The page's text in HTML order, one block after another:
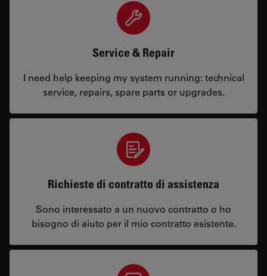
Service & Repair
I need help keeping my system running: technical
service, repairs, spare parts or upgrades.
Richieste di contratto di assistenza
Sono interessato a un nuovo contratto o ho
bisogno di aiuto per il mio contratto esistente.